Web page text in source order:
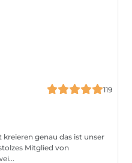
119
ist unser
Mitglied von